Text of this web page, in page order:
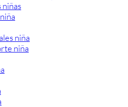
niñas
niña
niña